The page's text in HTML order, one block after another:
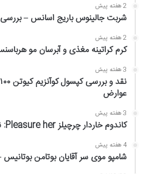
2 هفته پیش
شربت جالینوس باریج اسانس –
2 هفته پیش
کرم کراتینه مغذی و آبرسان مو
3 هفته پیش
عوارض
3 هفته پیش
کاندوم خاردار چرچیلز Pleasure her: نقد و بررسی
4 هفته پیش
شامپو موی سر آقایان بوتامن